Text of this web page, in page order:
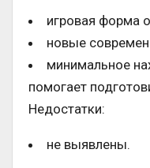
игровая форма
новые
минимальное
помогает
Недостатки:
не выявлены.